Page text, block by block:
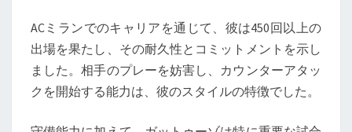
ACミランでのキャリアを通じて、彼は450回以上の
出場を果たし、その耐久性とコミットメントを示し
ました。相手のプレーを妨害し、カウンターアタッ
クを開始する能力は、彼のスタイルの特徴でした。